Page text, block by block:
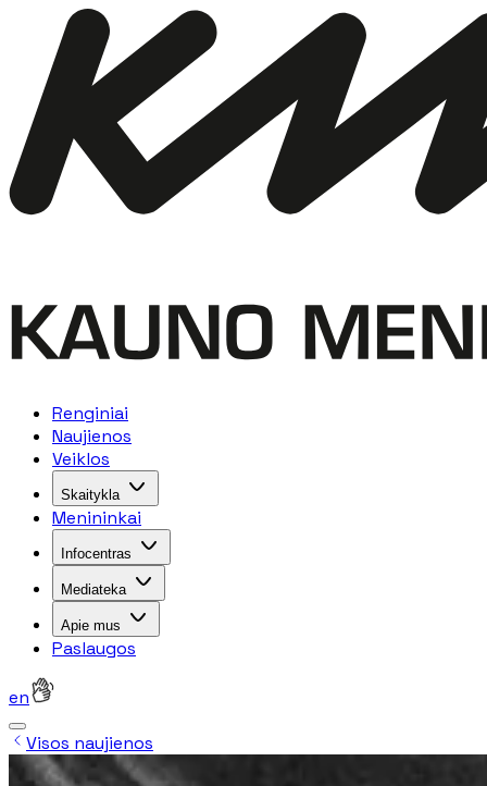
Renginiai
Naujienos
Veiklos
Skaitykla
Menininkai
Infocentras
Mediateka
Apie mus
Paslaugos
en
Visos naujienos